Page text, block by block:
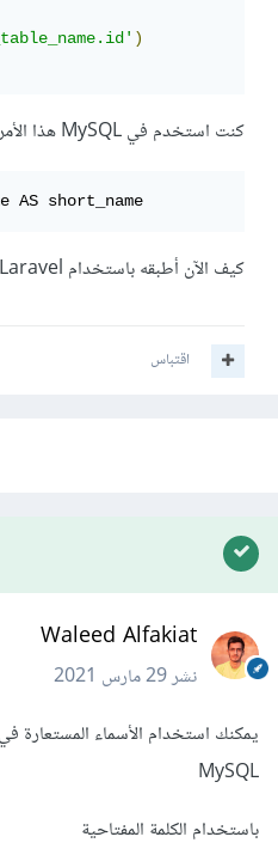
)
كنت استخدم في MySQL هذا الأمر
AS short_name
كيف الآن أطبقه باستخدام Laravel ؟
اقتباس
Waleed Alfakiat
نشر29 مارس 2021
MySQL
باستخدام الكلمة المفتاحية